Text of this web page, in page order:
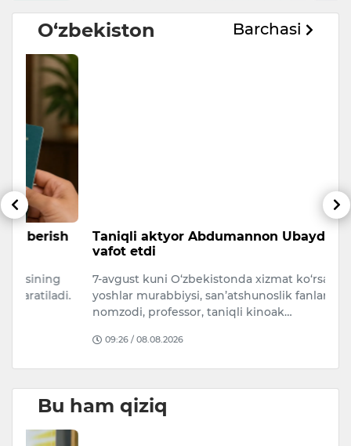
O‘zbekiston Barchasi
Taniqli aktyor Abdumannon Ubaydullayev
vafot etdi
7-avgust kuni O‘zbekistonda xizmat ko‘rsatgan
yoshlar murabbiysi, san’atshunoslik fanlari
nomzodi, professor, taniqli kinoak…
09:26 / 08.08.2026
Bu ham qiziq